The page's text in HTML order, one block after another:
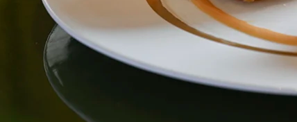
SERIES
カレーが好き